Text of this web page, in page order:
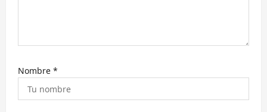
a
s
Nombre *